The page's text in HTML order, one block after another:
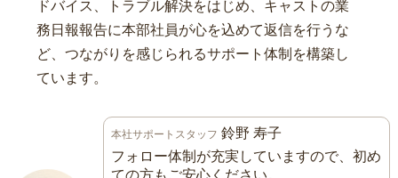
ドバイス、トラブル解決をはじめ、キャストの業
務日報報告に本部社員が心を込めて返信を行うな
ど、つながりを感じられるサポート体制を構築し
ています。
本社サポートスタッフ 鈴野 寿子
フォロー体制が充実していますので、初め
ての方もご安心ください。